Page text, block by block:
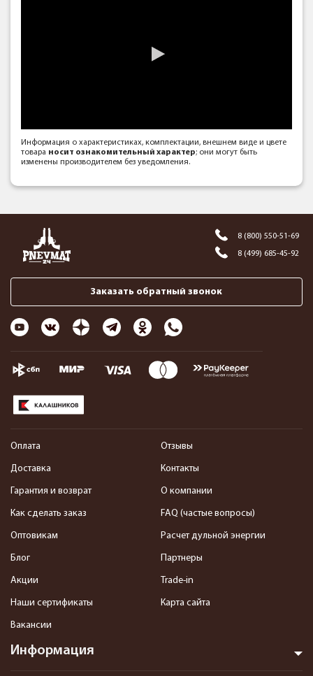
Информация о характеристиках, комплектации, внешнем виде и цвете
товара носит ознакомительный характер; они могут быть
изменены производителем без уведомления.
8 (800) 550-51-69
8 (499) 685-45-92
Заказать обратный звонок
Информация
Оплата
Доставка
Гарантия и возврат
Как сделать заказ
Оптовикам
Блог
Акции
Наши сертификаты
Вакансии
Отзывы
Контакты
О компании
FAQ (частые вопросы)
Расчет дульной энергии
Партнеры
Trade-in
Карта сайта